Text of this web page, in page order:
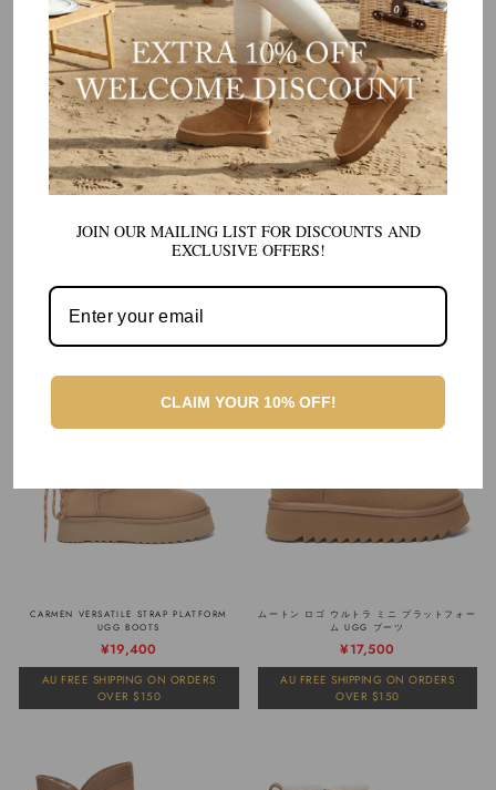
NORDIC BUCKLE STRAP MINI UGG BOOTS
価
価
ディラン プラットフォーム UGG ブーツ
8件のレビュー
AU FREE SHIPPING ON ORDERS
CARMEN VERSATILE STRAP PLATFORM
UGG BOOTS
通
常
価
格
販
売
価
格
¥19,400
AU FREE SHIPPING ON ORDERS
OVER $150
ムートン ロゴ ウルトラ ミニ プラットフォー
ム UGG ブーツ
¥17,500
AU FREE SHIPPING ON ORDERS
OVER $150
JOIN OUR MAILING LIST FOR DISCOUNTS AND
EXCLUSIVE OFFERS!
CLAIM YOUR 10% OFF!